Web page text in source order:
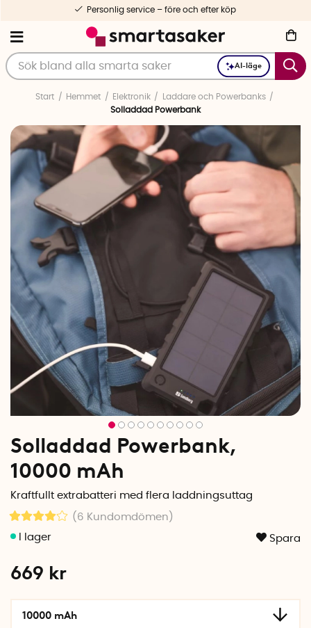
AI-läge
Personlig service – före och efter köp
Start Hemmet Elektronik
Laddare och Powerbanks
Solladdad Powerbank
Solladdad Powerbank,
10000 mAh
Kraftfullt extrabatteri med flera laddningsuttag
(6 Kundomdömen )
Spara
669 kr
10000 mAh